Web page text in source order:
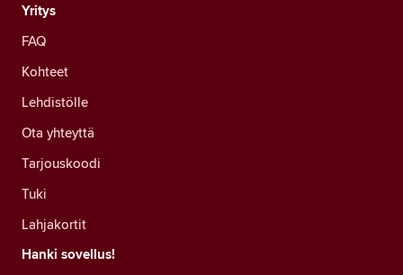
Yritys
FAQ
Kohteet
Lehdistölle
Ota yhteyttä
Tarjouskoodi
Tuki
Lahjakortit
Hanki sovellus!